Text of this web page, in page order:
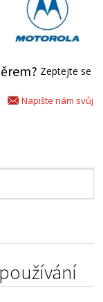
Zeptejte se
Napište nám svůj